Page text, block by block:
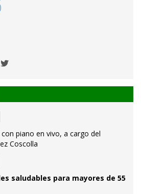
piano en vivo, a cargo del
Coscolla
saludables para mayores de 55